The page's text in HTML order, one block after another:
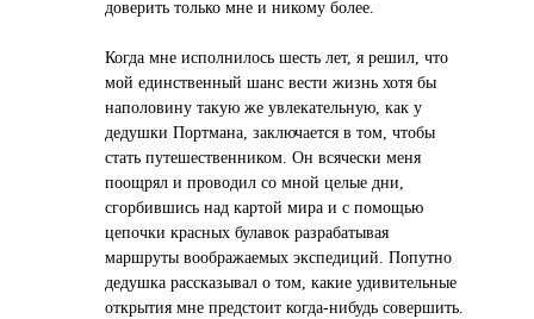
доверить только мне и никому более.
Когда мне исполнилось шесть лет, я решил, что
мой единственный шанс вести жизнь хотя бы
наполовину такую же увлекательную, как у
дедушки Портмана, заключается в том, чтобы
стать путешественником. Он всячески меня
поощрял и проводил со мной целые дни,
сгорбившись над картой мира и с помощью
цепочки красных булавок разрабатывая
маршруты воображаемых экспедиций. Попутно
дедушка рассказывал о том, какие удивительные
открытия мне предстоит когда-нибудь совершить.